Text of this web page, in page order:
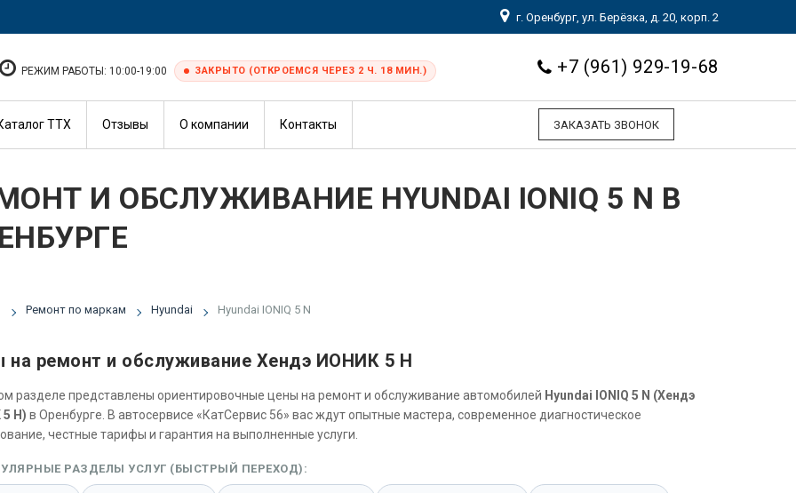
г. Оренбург, ул. Берёзка, д. 20, корп. 2
+7 (961) 929-19-68
РЕЖИМ РАБОТЫ: 10:00-19:00 ЗАКРЫТО (ОТКРОЕМСЯ ЧЕРЕЗ 2 Ч. 18 МИН.)
ЗАКАЗАТЬ ЗВОНОК
ТТХ Отзывы О компании Контакты
И ОБСЛУЖИВАНИЕ HYUNDAI IONIQ 5 N В
Ремонт по маркам Hyundai Hyundai IONIQ 5 N
на ремонт и обслуживание Хендэ ИОНИК 5 Н
разделе представлены ориентировочные цены на ремонт и обслуживание автомобилей Hyundai IONIQ 5 N (Хендэ
Н) в Оренбурге. В автосервисе «КатСервис 56» вас ждут опытные мастера, современное диагностическое
честные тарифы и гарантия на выполненные услуги.
РАЗДЕЛЫ УСЛУГ (БЫСТРЫЙ ПЕРЕХОД):